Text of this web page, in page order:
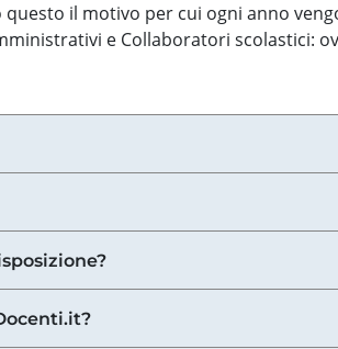
il motivo per cui ogni anno
e Collaboratori scolastici: